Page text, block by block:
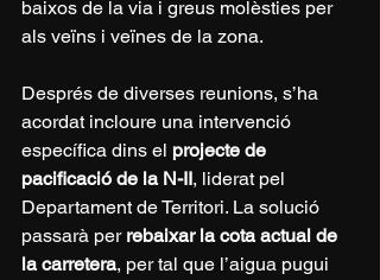
baixos de la via i greus molèsties per
als veïns i veïnes de la zona.
Després de diverses reunions, s’ha
acordat incloure una intervenció
específica dins el projecte de
pacificació de la N-II, liderat pel
Departament de Territori. La solució
passarà per rebaixar la cota actual de
la carretera, per tal que l’aigua pugui